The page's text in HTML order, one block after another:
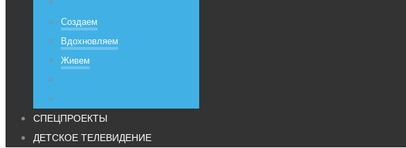
Создаем
Вдохновляем
Живем
СПЕЦПРОЕКТЫ
ДЕТСКОЕ ТЕЛЕВИДЕНИЕ